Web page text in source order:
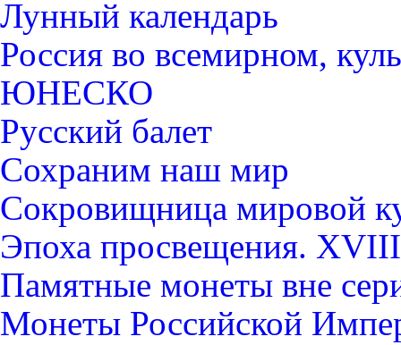
Лунный календарь
Россия во всемирном,
ЮНЕСКО
Русский балет
Сохраним наш мир
Сокровищница мировой
Эпоха просвещения.
Памятные монеты вне
Монеты Российской